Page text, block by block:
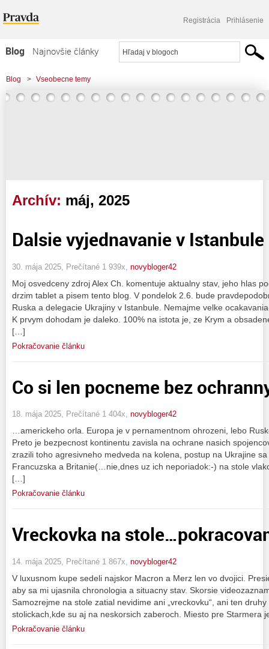
Registrácia Prihlásenie
Blog
Najnovšie články
Najčítanejšie články
Najkomentovanejšie články
Blog > Vseobecne temy
Archív: máj, 2025
Dalsie vyjednavanie v Istanbule
30. mája 2025, Prečítané 1 939x, novybloger42
Moj osvedceny zdroj Alex Ch. komentuje aktualny stav, jeho hlas
drzim tablet a pisem tento blog. V pondelok 2.6. bude
Ruska a delegacie Ukrajiny v Istanbule. Nemajme velke
K prvym dohodam je daleko. 100% na istota je, ze Krym a
[…]
Pokračovanie článku
Co si len pocneme bez
18. mája 2025, Prečítané 1 404x, novybloger42
…americkeho orla. Europa je v pernamentnom ohrozeni, lebo
Preto je bezpecnost kontinentu zavisla na ochrane nasich
zrazili toho agresivneho medveda na kolena, postup na Ukrajine
Francuzska a Britanie(…nie,dnes uz ich neporiadok:-) na stole
[…]
Pokračovanie článku
Vreckovka na
14. mája 2025, Prečítané 1 867x, novybloger42
V luxusnom kupe sedeli najskor Macron a Merz len vo dvojici.
aby sa mi ujasnila chronologia a situacny stav. Skorsie
Samozrejme na stole zatial nevidime ani „vreckovku“, ani ten
stolickach,kde su aj na neskorsich zaberoch. Miesto pre Starmera
Pokračovanie článku